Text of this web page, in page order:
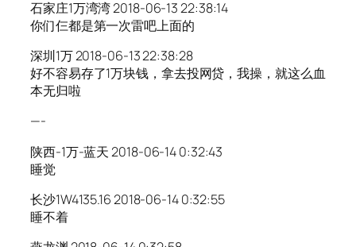
石家庄1万湾湾 2018-06-13 22:38:14
你们仨都是第一次雷吧上面的
深圳1万 2018-06-13 22:38:28
好不容易存了1万块钱，拿去投网贷，我操，就这么血
本无归啦
—-
陕西-1万-蓝天 2018-06-14 0:32:43
睡觉
长沙1W4135.16 2018-06-14 0:32:55
睡不着